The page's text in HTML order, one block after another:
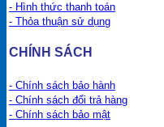
- Hình thức thanh toán
- Thỏa thuận sử dụng
CHÍNH SÁCH
- Chính sách bảo hành
- Chính sách đổi trả hàng
- Chính sách bảo mật